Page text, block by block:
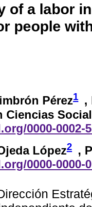
of a labor
people
Pérez1 ,
Ciencias
0000-0002-
López2 ,
0000-0000-